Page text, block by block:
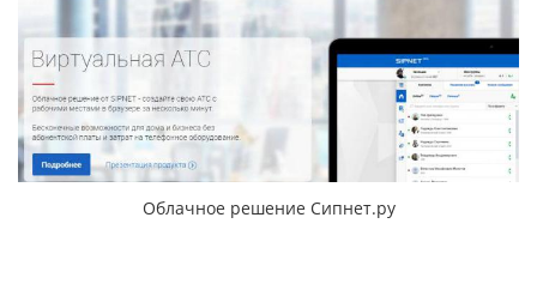
Облачное решение Сипнет.ру